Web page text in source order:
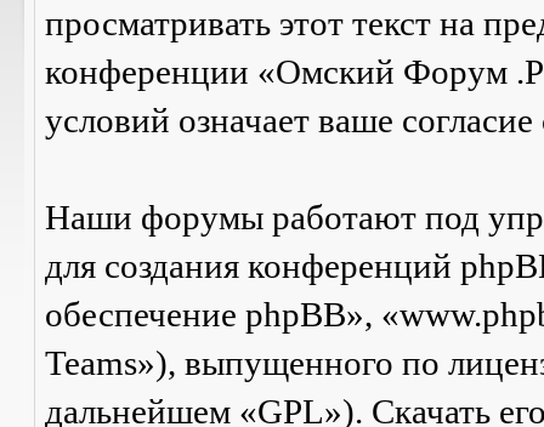
просматривать этот текст на
конференции «Омский Форум
условий означает ваше
Наши форумы работают под
для создания конференций
обеспечение phpBB»,
Teams»), выпущенного по
дальнейшем «GPL»). Скачать